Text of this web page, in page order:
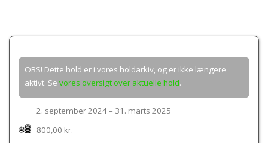
OBS! Dette hold er i vores holdarkiv, og er ikke længere
aktivt. Se vores oversigt over aktuelle hold.
2. september 2024 – 31. marts 2025
800,00 kr.